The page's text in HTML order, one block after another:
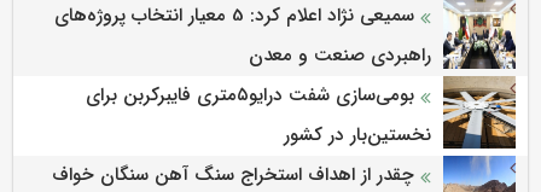
سمیعی‌ نژاد اعلام کرد: 5 معیار انتخاب پروژه‌های
راهبردی صنعت و معدن
بومی‌سازی شفت درایو۵متری فایبرکربن برای
نخستین‌بار در کشور
چقدر از اهداف استخراج سنگ آهن سنگان خواف